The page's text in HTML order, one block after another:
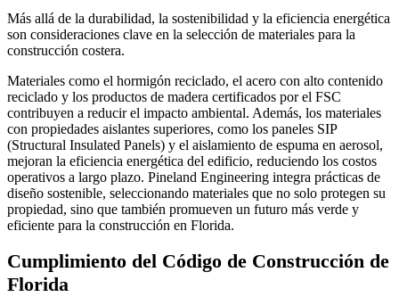
Más allá de la durabilidad, la sostenibilidad y la eficiencia energética
son consideraciones clave en la selección de materiales para la
construcción costera.
Materiales como el hormigón reciclado, el acero con alto contenido
reciclado y los productos de madera certificados por el FSC
contribuyen a reducir el impacto ambiental. Además, los materiales
con propiedades aislantes superiores, como los paneles SIP
(Structural Insulated Panels) y el aislamiento de espuma en aerosol,
mejoran la eficiencia energética del edificio, reduciendo los costos
operativos a largo plazo. Pineland Engineering integra prácticas de
diseño sostenible, seleccionando materiales que no solo protegen su
propiedad, sino que también promueven un futuro más verde y
eficiente para la construcción en Florida.
Cumplimiento del Código de Construcción de
Florida